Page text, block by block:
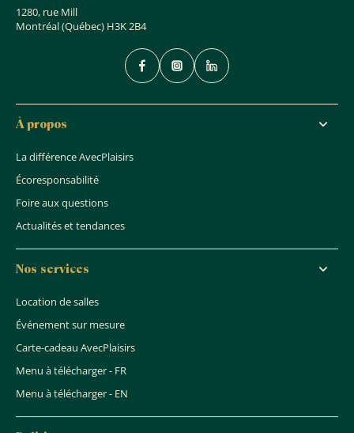
1280, rue Mill
Montréal (Québec) H3K 2B4
À propos
La différence AvecPlaisirs
Écoresponsabilité
Foire aux questions
Actualités et tendances
Nos services
Location de salles
Événement sur mesure
Carte-cadeau AvecPlaisirs
Menu à télécharger - FR
Menu à télécharger - EN